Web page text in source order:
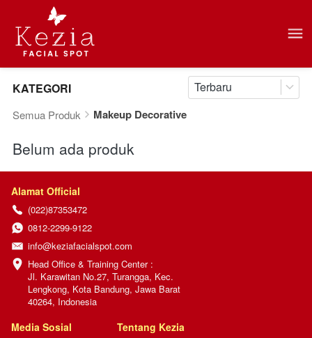
KATEGORI Terbaru
Semua Produk Makeup Decorative
Belum ada produk
Alamat Official
(022)87353472
0812-2299-9122
info@keziafacialspot.com
Head Office & Training Center :
Jl. Karawitan No.27, Turangga, Kec.
Lengkong, Kota Bandung, Jawa Barat
40264, Indonesia
Media Sosial Tentang Kezia